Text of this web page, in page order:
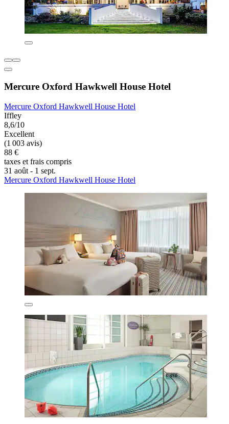
Mercure Oxford Hawkwell House Hotel
Mercure Oxford Hawkwell House Hotel
Iffley
8,6/10
Excellent
(1 003 avis)
88 €
taxes et frais compris
31 août - 1 sept.
Mercure Oxford Hawkwell House Hotel